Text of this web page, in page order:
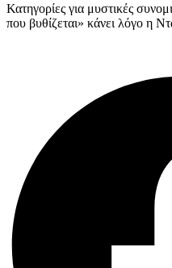
Κατηγορίες για μυστικές
που βυθίζεται» κάνει λόγο η